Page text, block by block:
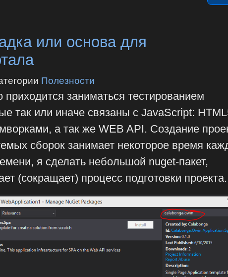
или основа для
Полезности
заниматься тестированием
так или иначе связаны с JavaScript:
а так же WEB API. Создание
сборок занимает некоторое время
я сделать небольшой nuget-пакет,
(сокращает) процесс подготовки проекта.